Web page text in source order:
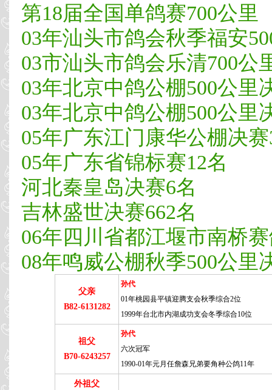
第18届全国单鸽赛700公里
03年汕头市鸽会秋季福安
03市汕头市鸽会乐清700公
03年北京中鸽公棚500公里
03年北京中鸽公棚500公里
05年广东江门康华公棚决
05年广东省锦标赛12名
河北秦皇岛决赛6名
吉林盛世决赛662名
06年四川省都江堰市南桥
08年鸣威公棚秋季500公里
父亲
B82-6131282
孙代
01年桃园县平镇迎腾支会秋季综合2位
1999年台北市内湖成功支会冬季综合10位
祖父
B70-6243257
孙代
六次冠军
1990-01年元月任詹森兄弟要角种公鸽11年
外祖父